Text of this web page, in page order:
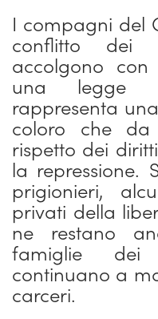
I compagni del
conflitto dei
accolgono
una legge
rappresenta
coloro che
rispetto dei
la repressione.
prigionieri,
privati della
ne restano
famiglie dei
continuano a
carceri.